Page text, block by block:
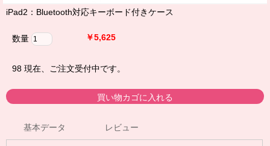
iPad2：Bluetooth対応キーボード付きケース
数量 ￥5,625
98 現在、ご注文受付中です。
基本データ レビュー